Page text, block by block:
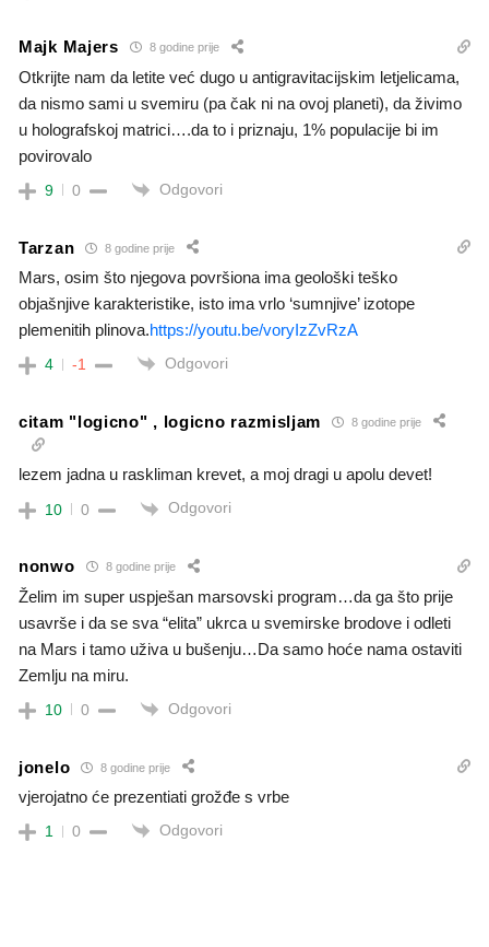
Majk Majers 8 godine prije
Otkrijte nam da letite već dugo u antigravitacijskim letjelicama,
da nismo sami u svemiru (pa čak ni na ovoj planeti), da živimo
u holografskoj matrici….da to i priznaju, 1% populacije bi im
povirovalo
9 0 Odgovori
Tarzan 8 godine prije
Mars, osim što njegova površiona ima geološki teško
objašnjive karakteristike, isto ima vrlo ‘sumnjive’ izotope
plemenitih plinova.https://youtu.be/voryIzZvRzA
4 -1 Odgovori
citam "logicno" , logicno razmisljam 8 godine prije
lezem jadna u raskliman krevet, a moj dragi u apolu devet!
10 0 Odgovori
nonwo 8 godine prije
Želim im super uspješan marsovski program…da ga što prije
usavrše i da se sva “elita” ukrca u svemirske brodove i odleti
na Mars i tamo uživa u bušenju…Da samo hoće nama ostaviti
Zemlju na miru.
10 0 Odgovori
jonelo 8 godine prije
vjerojatno će prezentiati grožđe s vrbe
1 0 Odgovori